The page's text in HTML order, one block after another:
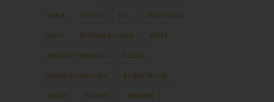
NIÑOS OTOÑO PAN PASO A PASO
PASTA PASTELES SALADOS PATÉS
PESCADO Y MARISCO PIZZAS
PLATOS DE CUCHARA PLATOS TÍPICOS
POSTRE POSTRES PREMIOS